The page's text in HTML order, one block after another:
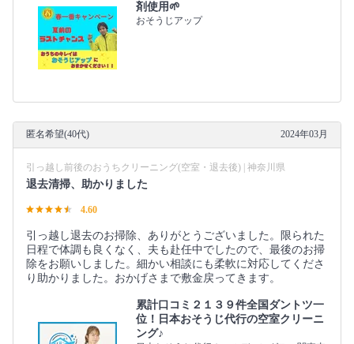
剤使用🌱
おそうじアップ
匿名希望(40代) 2024年03月
引っ越し前後のおうちクリーニング(空室・退去後) | 神奈川県
退去清掃、助かりました
4.60
引っ越し退去のお掃除、ありがとうございました。限られた
日程で体調も良くなく、夫も赴任中でしたので、最後のお掃
除をお願いしました。細かい相談にも柔軟に対応してくださ
り助かりました。おかげさまで敷金戻ってきます。
累計口コミ２１３９件全国ダントツ一
位！日本おそうじ代行の空室クリーニ
ング♪